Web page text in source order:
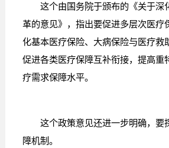
这个由国务院于颁布的《关于深
革的意见》，指出要促进多层次医疗
化基本医疗保险、大病保险与医疗救
促进各类医疗保障互补衔接，提高重
疗需求保障水平。
这个政策意见还进一步明确，要
障机制。